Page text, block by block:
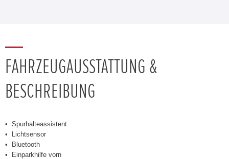
FAHRZEUGAUSSTATTUNG &
BESCHREIBUNG
Spurhalteassistent
Lichtsensor
Bluetooth
Einparkhilfe vorn